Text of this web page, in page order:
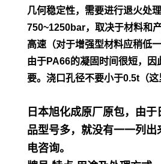
几何稳定性，需要进行退火处理
750~1250bar，取决于材料和产
高速（对于增强型材料应稍低
由于PA66的凝固时间很短，因
要。浇口孔径不要小于0.5t（这
日本旭化成原厂原包，由
品型号多，就没有一一列出
电咨询。